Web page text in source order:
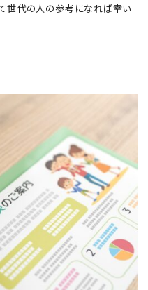
世代の人の参考になれば幸い